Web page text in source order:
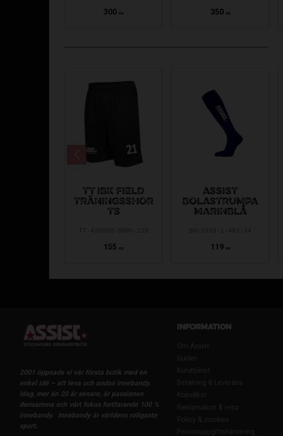
300 KR 350 KR
TT IBK FIELD
TRÄNINGSSHOR
TS
155 KR
ASSIST
BOLASTRUMPA
MARINBLÅ
119 KR
2001 öppnade vi vår första butik med en
enkel idé – att leva och andas innebandy.
Idag, mer än 20 år senare, är passionen
densamma och vårt fokus fortfarande 100 %
innebandy.
Innebandy är världens roligaste
sport.
Information
Om Assist
Guider
Kundtjänst
Betalning & Leverans
Köpvillkor
Reklamation & retur
Policy & cookies
Personuppgiftshantering